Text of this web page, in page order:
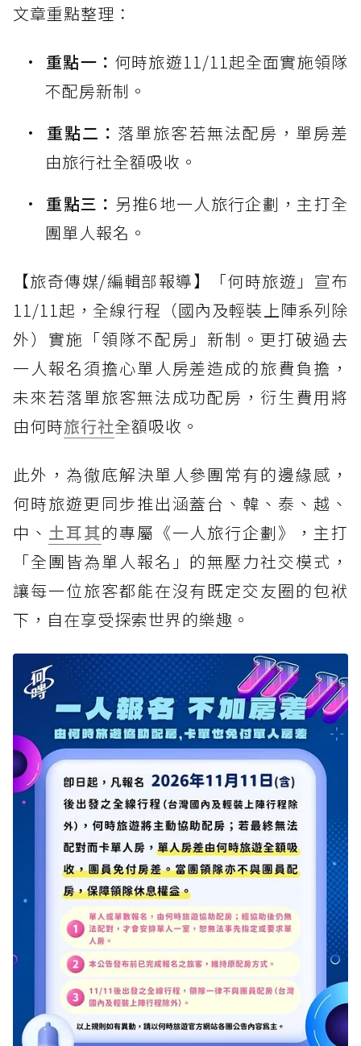
文章重點整理：
重點一： 何時旅遊11/11起全面實施領隊
不配房新制。
重點二： 落單旅客若無法配房，單房差
由旅行社全額吸收。
重點三： 另推6地一人旅行企劃，主打全
團單人報名。
【旅奇傳媒/編輯部報導】「何時旅遊」宣布
11/11起，全線行程（國內及輕裝上陣系列除
外）實施「領隊不配房」新制。更打破過去
一人報名須擔心單人房差造成的旅費負擔，
未來若落單旅客無法成功配房，衍生費用將
由何時旅行社全額吸收。
此外，為徹底解決單人參團常有的邊緣感，
何時旅遊更同步推出涵蓋台、韓、泰、越、
中、 土耳其的專屬《一人旅行企劃》，主打
「全團皆為單人報名」的無壓力社交模式，
讓每一位旅客都能在沒有既定交友圈的包袱
下，自在享受探索世界的樂趣。